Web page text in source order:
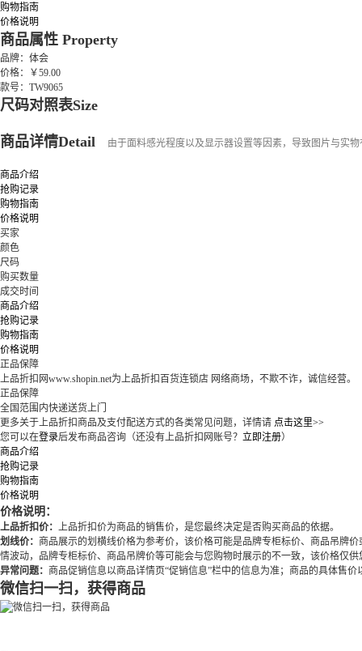
购物指南
价格说明
商品属性 Property
品牌：体会
价格：￥59.00
款号：TW9065
尺码对照表Size
商品详情Detail 由于面料感光程度以及显示器设置等因素，导致图片与实
商品介绍
抢购记录
购物指南
价格说明
买家
颜色
尺码
购买数量
成交时间
商品介绍
抢购记录
购物指南
价格说明
正品保障
上品折扣网www.shopin.net为上品折扣百货连锁店 网络商场，不欺不诈，诚信经营。
正品保障
全国范围内快递送货上门
更多关于上品折扣商品及支付配送方式的各类常见问题，详情请 点击这里>>
您可以在登录后发布商品咨询（还没有上品折扣网账号？ 立即注册）
商品介绍
抢购记录
购物指南
价格说明
价格说明：
上品折扣价：
上品折扣价为商品的销售价，是您最终决定是否购买商品的依据。
划线价： 商品展示的划横线价格为参考价，该价格可能是品牌专柜标价、商品吊牌
情波动，品牌专柜标价、商品吊牌价等可能会与您购物时展示的不一致，该价格仅供
异常问题： 商品促销信息以商品详情页“促销信息”栏中的信息为准；商品的具体售
微信扫一扫，获得商品